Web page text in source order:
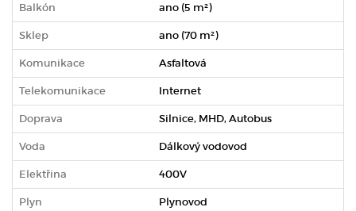
Balkón ano (5 m²)
Sklep ano (70 m²)
Komunikace Asfaltová
Telekomunikace Internet
Doprava Silnice, MHD, Autobus
Voda Dálkový vodovod
Elektřina 400V
Plyn Plynovod